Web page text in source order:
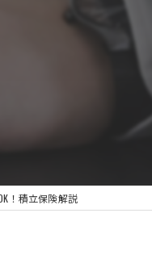
！積立保険解説